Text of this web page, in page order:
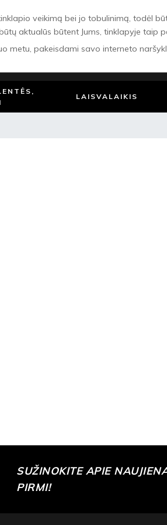
LAISVALAIKIS
SUŽINOKITE APIE
PIRMI!
veikimą bei jo tobulinimą, todėl
aktualūs būtent Jums, tinklapyje taip
metu, pakeisdami savo interneto